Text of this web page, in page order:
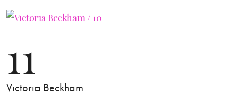
11
Vıctorıa Beckham